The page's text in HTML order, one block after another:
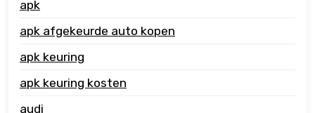
apk
apk afgekeurde auto kopen
apk keuring
apk keuring kosten
audi